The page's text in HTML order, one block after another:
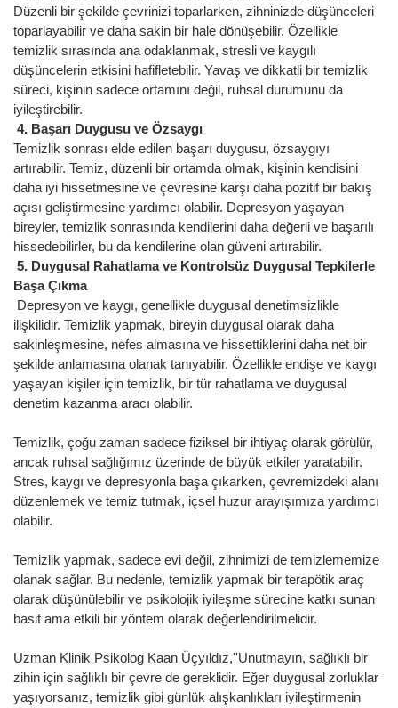
Düzenli bir şekilde çevrinizi toparlarken, zihninizde düşünceleri
toparlayabilir ve daha sakin bir hale dönüşebilir. Özellikle
temizlik sırasında ana odaklanmak, stresli ve kaygılı
düşüncelerin etkisini hafifletebilir. Yavaş ve dikkatli bir temizlik
süreci, kişinin sadece ortamını değil, ruhsal durumunu da
iyileştirebilir.
4. Başarı Duygusu ve Özsaygı
Temizlik sonrası elde edilen başarı duygusu, özsaygıyı
artırabilir. Temiz, düzenli bir ortamda olmak, kişinin kendisini
daha iyi hissetmesine ve çevresine karşı daha pozitif bir bakış
açısı geliştirmesine yardımcı olabilir. Depresyon yaşayan
bireyler, temizlik sonrasında kendilerini daha değerli ve başarılı
hissedebilirler, bu da kendilerine olan güveni artırabilir.
5. Duygusal Rahatlama ve Kontrolsüz Duygusal Tepkilerle
Başa Çıkma
Depresyon ve kaygı, genellikle duygusal denetimsizlikle
ilişkilidir. Temizlik yapmak, bireyin duygusal olarak daha
sakinleşmesine, nefes almasına ve hissettiklerini daha net bir
şekilde anlamasına olanak tanıyabilir. Özellikle endişe ve kaygı
yaşayan kişiler için temizlik, bir tür rahatlama ve duygusal
denetim kazanma aracı olabilir.
Temizlik, çoğu zaman sadece fiziksel bir ihtiyaç olarak görülür,
ancak ruhsal sağlığımız üzerinde de büyük etkiler yaratabilir.
Stres, kaygı ve depresyonla başa çıkarken, çevremizdeki alanı
düzenlemek ve temiz tutmak, içsel huzur arayışımıza yardımcı
olabilir.
Temizlik yapmak, sadece evi değil, zihnimizi de temizlememize
olanak sağlar. Bu nedenle, temizlik yapmak bir terapötik araç
olarak düşünülebilir ve psikolojik iyileşme sürecine katkı sunan
basit ama etkili bir yöntem olarak değerlendirilmelidir.
Uzman Klinik Psikolog Kaan Üçyıldız,''Unutmayın, sağlıklı bir
zihin için sağlıklı bir çevre de gereklidir. Eğer duygusal zorluklar
yaşıyorsanız, temizlik gibi günlük alışkanlıkları iyileştirmenin